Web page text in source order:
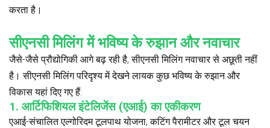
करता है।
सीएनसी मिलिंग में भविष्य के रुझान और नवाचार
जैसे-जैसे प्रौद्योगिकी आगे बढ़ रही है, सीएनसी मिलिंग नवाचार से अछूती नहीं
है। सीएनसी मिलिंग परिदृश्य में देखने लायक कुछ भविष्य के रुझान और
विकास यहां दिए गए हैं:
1. आर्टिफिशियल इंटेलिजेंस (एआई) का एकीकरण
एआई-संचालित एल्गोरिदम टूलपाथ योजना, कटिंग पैरामीटर और टूल चयन